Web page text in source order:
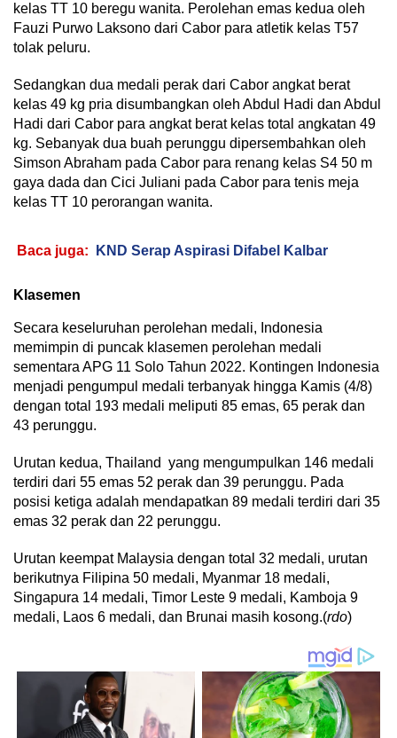
kelas TT 10 beregu wanita. Perolehan emas kedua oleh
Fauzi Purwo Laksono dari Cabor para atletik kelas T57
tolak peluru.
Sedangkan dua medali perak dari Cabor angkat berat
kelas 49 kg pria disumbangkan oleh Abdul Hadi dan Abdul
Hadi dari Cabor para angkat berat kelas total angkatan 49
kg. Sebanyak dua buah perunggu dipersembahkan oleh
Simson Abraham pada Cabor para renang kelas S4 50 m
gaya dada dan Cici Juliani pada Cabor para tenis meja
kelas TT 10 perorangan wanita.
Baca juga: KND Serap Aspirasi Difabel Kalbar
Klasemen
Secara keseluruhan perolehan medali, Indonesia
memimpin di puncak klasemen perolehan medali
sementara APG 11 Solo Tahun 2022. Kontingen Indonesia
menjadi pengumpul medali terbanyak hingga Kamis (4/8)
dengan total 193 medali meliputi 85 emas, 65 perak dan
43 perunggu.
Urutan kedua, Thailand yang mengumpulkan 146 medali
terdiri dari 55 emas 52 perak dan 39 perunggu. Pada
posisi ketiga adalah mendapatkan 89 medali terdiri dari 35
emas 32 perak dan 22 perunggu.
Urutan keempat Malaysia dengan total 32 medali, urutan
berikutnya Filipina 50 medali, Myanmar 18 medali,
Singapura 14 medali, Timor Leste 9 medali, Kamboja 9
medali, Laos 6 medali, dan Brunai masih kosong.(rdo)